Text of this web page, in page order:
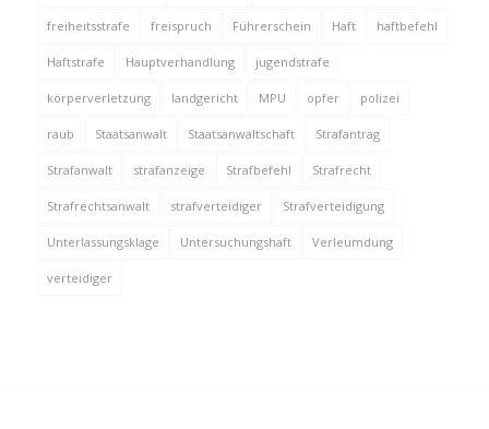
freiheitsstrafe freispruch Führerschein Haft haftbefehl
Haftstrafe Hauptverhandlung jugendstrafe
körperverletzung landgericht MPU opfer polizei
raub Staatsanwalt Staatsanwaltschaft Strafantrag
Strafanwalt strafanzeige Strafbefehl Strafrecht
Strafrechtsanwalt strafverteidiger Strafverteidigung
Unterlassungsklage Untersuchungshaft Verleumdung
verteidiger